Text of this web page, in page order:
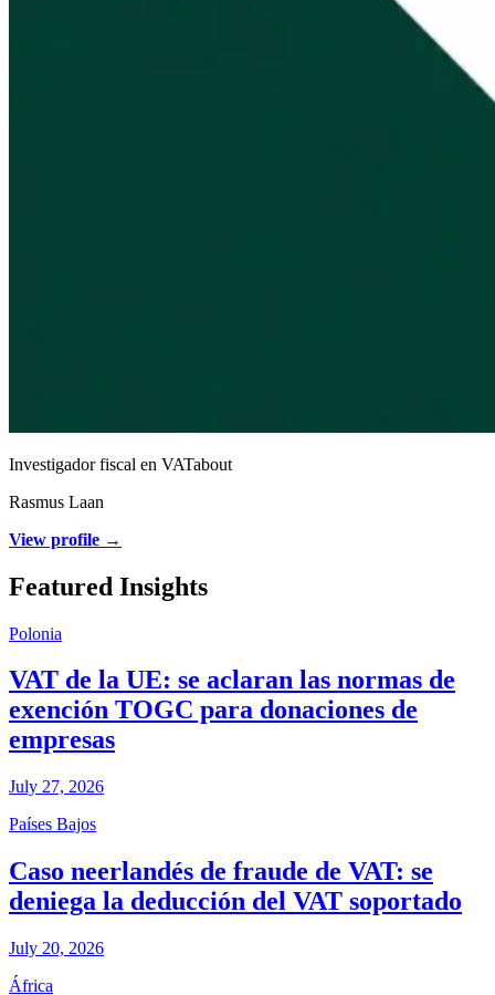
Investigador fiscal en VATabout
Rasmus Laan
View profile →
Featured Insights
Polonia
VAT de la UE: se aclaran las normas de
exención TOGC para donaciones de
empresas
July 27, 2026
Países Bajos
Caso neerlandés de fraude de VAT: se
deniega la deducción del VAT soportado
July 20, 2026
África